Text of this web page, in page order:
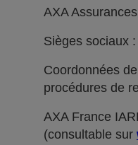
AXA
Sièges sociaux
Coordonnées
procédures de
AXA France
(consultable sur